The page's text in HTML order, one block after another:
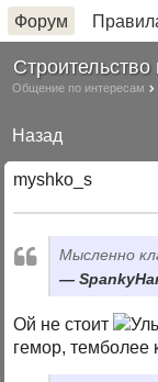
Форум
Общение по интересам
Назад
myshko_s
Мысленно
Ой не стоит
гемор, темболее